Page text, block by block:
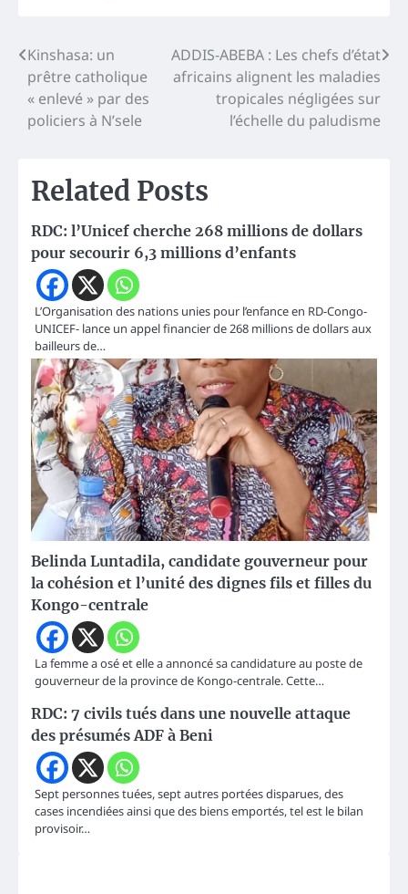
Navigation
de
l’article
Kinshasa: un
prêtre catholique
« enlevé » par des
policiers à N’sele
ADDIS-ABEBA : Les chefs d’état
africains alignent les maladies
tropicales négligées sur
l’échelle du paludisme
Related Posts
RDC: l’Unicef cherche 268 millions de dollars
pour secourir 6,3 millions d’enfants
L’Organisation des nations unies pour l’enfance en RD-Congo-
UNICEF- lance un appel financier de 268 millions de dollars aux
bailleurs de…
Belinda Luntadila, candidate gouverneur pour
la cohésion et l’unité des dignes fils et filles du
Kongo-centrale
La femme a osé et elle a annoncé sa candidature au poste de
gouverneur de la province de Kongo-centrale. Cette…
RDC: 7 civils tués dans une nouvelle attaque
des présumés ADF à Beni
Sept personnes tuées, sept autres portées disparues, des
cases incendiées ainsi que des biens emportés, tel est le bilan
provisoir…